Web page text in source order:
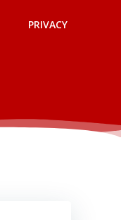
PRIVACY